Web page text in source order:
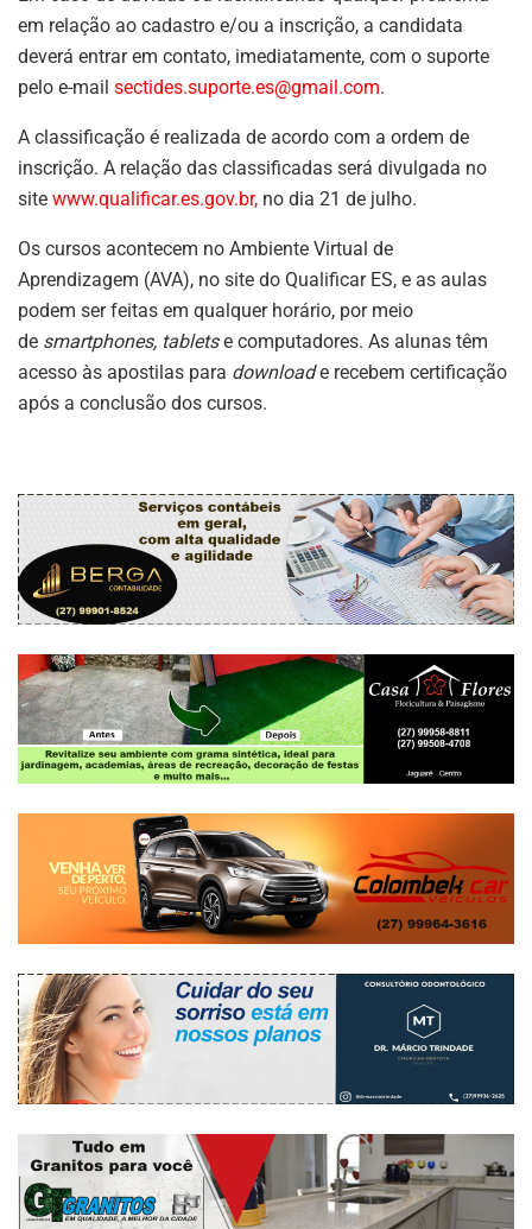
em relação ao cadastro e/ou a inscrição, a candidata
deverá entrar em contato, imediatamente, com o suporte
pelo e-mail sectides.suporte.es@gmail.com.
A classificação é realizada de acordo com a ordem de
inscrição. A relação das classificadas será divulgada no
site www.qualificar.es.gov.br, no dia 21 de julho.
Os cursos acontecem no Ambiente Virtual de
Aprendizagem (AVA), no site do Qualificar ES, e as aulas
podem ser feitas em qualquer horário, por meio
de smartphones, tabletse computadores. As alunas têm
acesso às apostilas para downloade recebem certificação
após a conclusão dos cursos.